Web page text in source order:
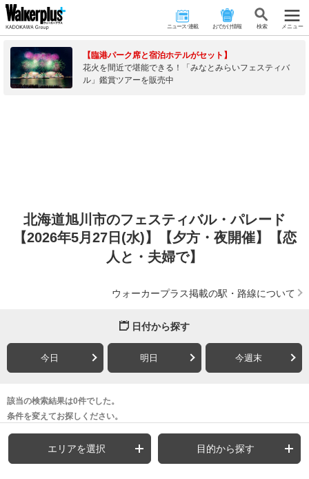
ニュース･連載 おでかけ情報 検 索 メニュー
【臨港パーク席と宿泊ホテルがセット】
花火を間近で堪能できる！「みなとみらいフェスティバ
ル」鑑賞ツアーを販売中
北海道旭川市のフェスティバル・パレード
【2026年5月27日(水)】【夕方・夜開催】【恋
人と・夫婦で】
ウォーカープラス掲載の駅・路線について
日付から探す
今日 明日 今週末
該当の検索結果は0件でした。
条件を変えてお探しください。
エリアを選択 目的から探す